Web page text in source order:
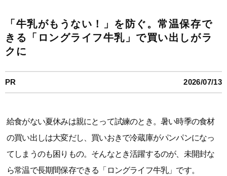
「牛乳がもうない！」を防ぐ。常温保存で
きる「ロングライフ牛乳」で買い出しがラ
クに
PR 2026/07/13
給食がない夏休みは親にとって試練のとき。暑い時季の食材
の買い出しは大変だし、買いおきで冷蔵庫がパンパンになっ
てしまうのも困りもの。そんなとき活躍するのが、未開封な
ら常温で長期間保存できる「ロングライフ牛乳」です。